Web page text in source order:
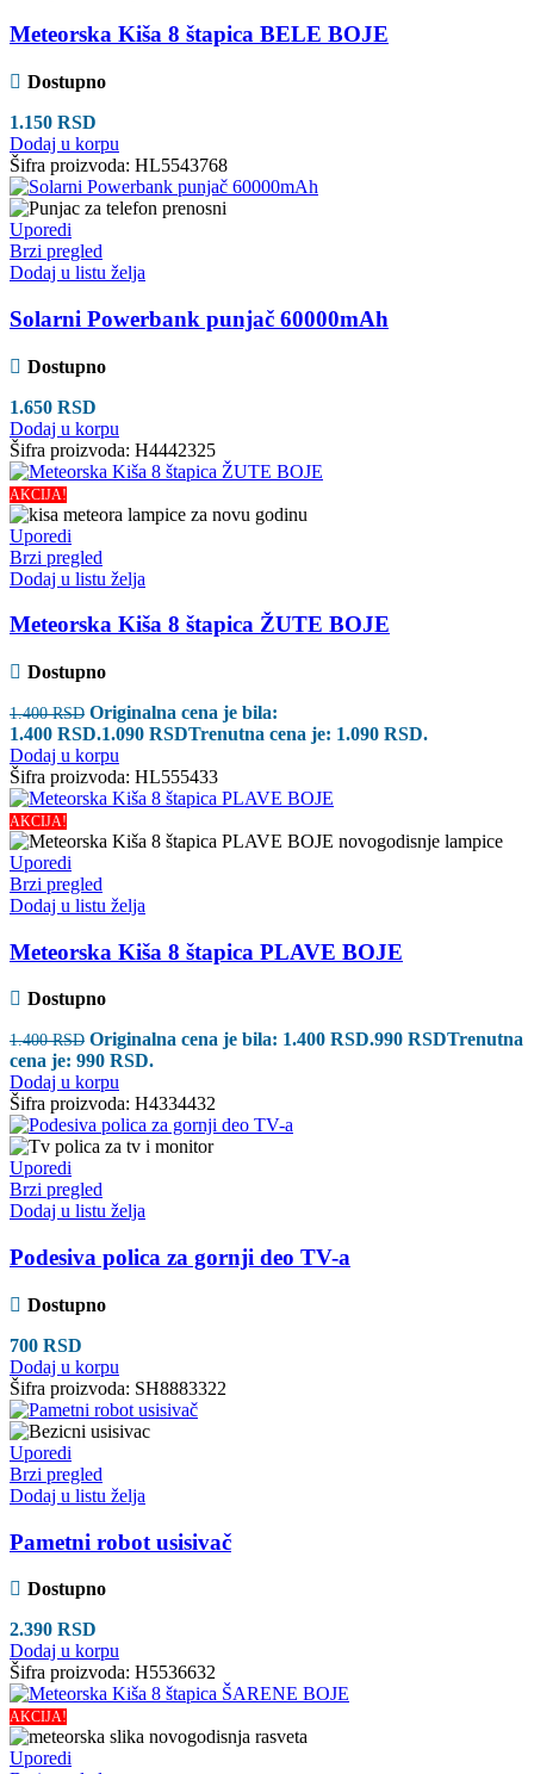
Meteorska Kiša 8 štapica BELE BOJE
Dostupno
1.150 RSD
Dodaj u korpu
Šifra proizvoda: HL5543768
Uporedi
Brzi pregled
Dodaj u listu želja
Solarni Powerbank punjač 60000mAh
Dostupno
1.650 RSD
Dodaj u korpu
Šifra proizvoda: H4442325
AKCIJA!
Uporedi
Brzi pregled
Dodaj u listu želja
Meteorska Kiša 8 štapica ŽUTE BOJE
Dostupno
1.400RSD Originalna cena je bila:
1.400 RSD.1.090 RSDTrenutna cena je: 1.090 RSD.
Dodaj u korpu
Šifra proizvoda: HL555433
AKCIJA!
Uporedi
Brzi pregled
Dodaj u listu želja
Meteorska Kiša 8 štapica PLAVE BOJE
Dostupno
1.400RSD Originalna cena je bila: 1.400 RSD.990 RSDTrenutna
cena je: 990 RSD.
Dodaj u korpu
Šifra proizvoda: H4334432
Uporedi
Brzi pregled
Dodaj u listu želja
Podesiva polica za gornji deo TV-a
Dostupno
700 RSD
Dodaj u korpu
Šifra proizvoda: SH8883322
Uporedi
Brzi pregled
Dodaj u listu želja
Pametni robot usisivač
Dostupno
2.390 RSD
Dodaj u korpu
Šifra proizvoda: H5536632
AKCIJA!
Uporedi